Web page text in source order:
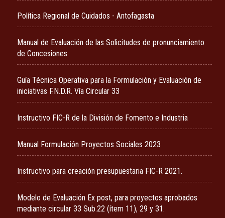
Política Regional de Cuidados - Antofagasta
Manual de Evaluación de las Solicitudes de pronunciamiento
de Concesiones
Guía Técnica Operativa para la Formulación y Evaluación de
iniciativas F.N.D.R. Vía Circular 33
Instructivo FIC-R de la División de Fomento e Industria
Manual Formulación Proyectos Sociales 2023
Instructivo para creación presupuestaria FIC-R 2021.
Modelo de Evaluación Ex post, para proyectos aprobados
mediante circular 33 Sub.22 (ítem 11), 29 y 31.